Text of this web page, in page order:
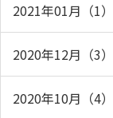
2021年01月（1）
2020年12月（3）
2020年10月（4）